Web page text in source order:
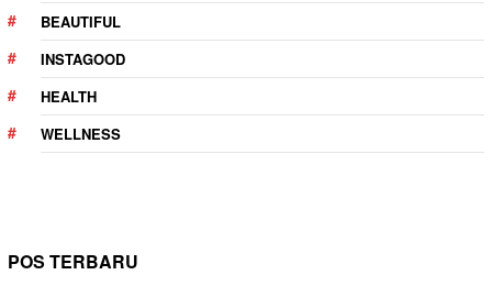
BEAUTIFUL
INSTAGOOD
HEALTH
WELLNESS
POS TERBARU